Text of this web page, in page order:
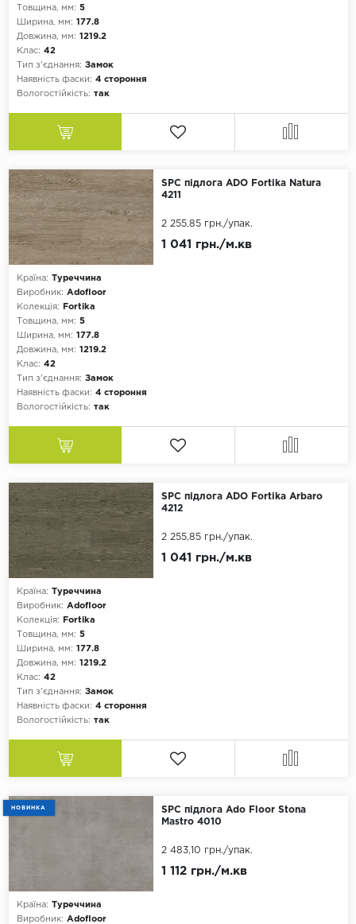
Товщина, мм: 5
Ширина, мм: 177.8
Довжина, мм: 1219.2
Клас: 42
Тип з'єднання: Замок
Наявність фаски: 4 стороння
Вологостійкість: так
SPC підлога ADO Fortika Natura
4211
Країна: Туреччина
Виробник: Adofloor
Колекція:
Fortika
Товщина, мм: 5
Ширина, мм: 177.8
Довжина, мм: 1219.2
Клас: 42
Тип з'єднання: Замок
Наявність фаски: 4 стороння
Вологостійкість: так
1 041 грн./м.кв
2 255,85 грн./упак.
SPC підлога ADO Fortika Arbaro
4212
Країна: Туреччина
Виробник: Adofloor
Колекція:
Fortika
Товщина, мм: 5
Ширина, мм: 177.8
Довжина, мм: 1219.2
Клас: 42
Тип з'єднання: Замок
Наявність фаски: 4 стороння
Вологостійкість: так
1 041 грн./м.кв
2 255,85 грн./упак.
НОВИНКА
SPC підлога Ado Floor Stona
Mastro 4010
Країна: Туреччина
Виробник: Adofloor
1 112 грн./м.кв
2 483,10 грн./упак.